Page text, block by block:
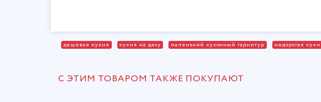
дешевая кухня кухня на дачу маленький кухонный гарнитур недорогая
С ЭТИМ ТОВАРОМ ТАКЖЕ ПОКУПАЮТ